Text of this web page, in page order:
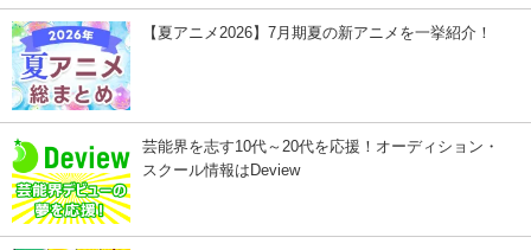
【夏アニメ2026】7月期夏の新アニメを一挙紹介！
芸能界を志す10代～20代を応援！オーディション・
スクール情報はDeview